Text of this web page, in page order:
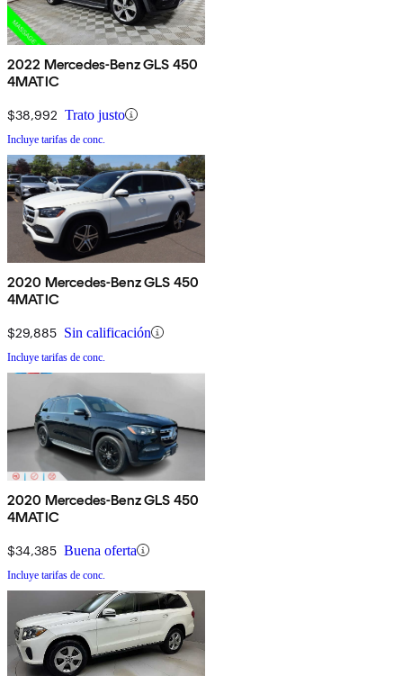
2022 Mercedes-Benz GLS 450
4MATIC
$38,992 Trato justo
Incluye tarifas de conc.
2020 Mercedes-Benz GLS 450
4MATIC
$29,885 Sin calificación
Incluye tarifas de conc.
2020 Mercedes-Benz GLS 450
4MATIC
$34,385 Buena oferta
Incluye tarifas de conc.